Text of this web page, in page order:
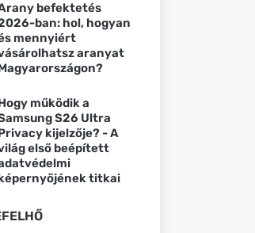
befektetés
ban: hol, hogyan
mennyiért
aranyat
működik a
S26 Ultra
kijelzője? - A
első beépített
titkai